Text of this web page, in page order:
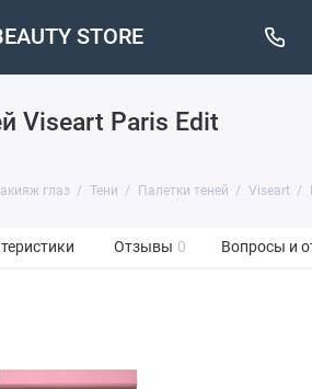
STORE
Viseart Paris Edit
глаз Тени Палетки теней Viseart
Отзывы 0 Вопросы и